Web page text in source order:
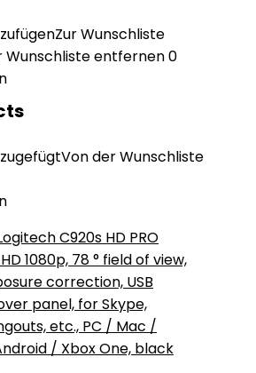
Zur Wunschliste
Wunschliste entfernen0
Von der Wunschliste